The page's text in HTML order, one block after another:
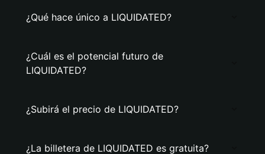
¿Qué hace único a LIQUIDATED?
¿Cuál es el potencial futuro de
LIQUIDATED?
¿Subirá el precio de LIQUIDATED?
¿La billetera de LIQUIDATED es gratuita?